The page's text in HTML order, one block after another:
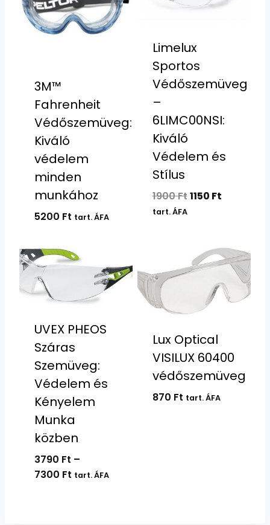
3M™
Fahrenheit
Védőszemüveg:
Kiváló
védelem
minden
munkához
5200 Ft tart. ÁFA
Limelux
Sportos
Védőszemüveg
–
6LIMC00NSI:
Kiváló
Védelem és
Stílus
1900FtOriginal
1150 FtCurrent
tart. ÁFA
UVEX PHEOS
Száras
Szemüveg:
Védelem és
Kényelem
Munka
közben
3790 Ft –
7300 FtÁrtartomány:
tart. ÁFA
Lux Optical
VISILUX 60400
védőszemüveg
870 Ft tart. ÁFA